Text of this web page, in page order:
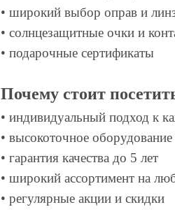
• широкий выбор оправ и
• солнцезащитные очки и
• подарочные сертификаты
Почему стоит
• индивидуальный подход к
• высокоточное
• гарантия качества до 5 лет
• широкий ассортимент на
• регулярные акции и скидки